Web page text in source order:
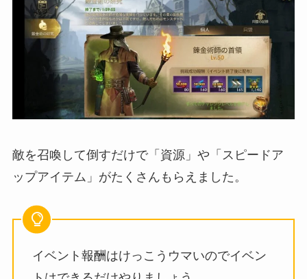
敵を召喚して倒すだけで「資源」や「スピードア
ップアイテム」がたくさんもらえました。
イベント報酬はけっこうウマいのでイベン